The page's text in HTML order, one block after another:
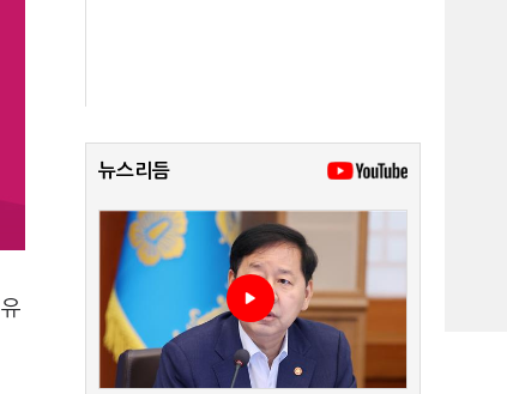
뉴스리듬